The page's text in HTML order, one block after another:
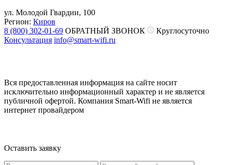
ул. Молодой Гвардии, 100
Регион: Киров
8 (800) 302-01-69 ОБРАТНЫЙ ЗВОНОК
Круглосуточно
Консультация info@smart-wifi.ru
Вся предоставленная информация на сайте носит
исключительно информационный характер и не является
публичной офертой. Компания Smart-Wifi не является
интернет провайдером
Оставить заявку